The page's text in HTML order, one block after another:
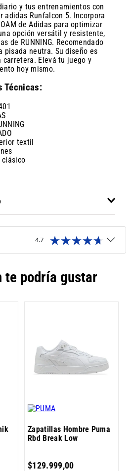
y tus entrenamientos con
adidas Runfalcon 5. Incorpora
de Adidas para optimizar
opción versátil y resistente,
de RUNNING. Recomendado
pisada neutra. Su diseño es
carretera. Elevá tu juego y
hoy mismo.
Técnicas:
textil
clásico
4.7
te podría gustar
Zapatillas Hombre Puma
Rbd Break Low
$129.999,00